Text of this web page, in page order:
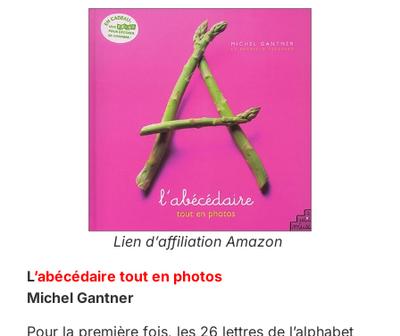
Lien d’affiliation Amazon
L’abécédaire tout en photos
Michel Gantner
Pour la première fois, les 26 lettres de l’alphabet